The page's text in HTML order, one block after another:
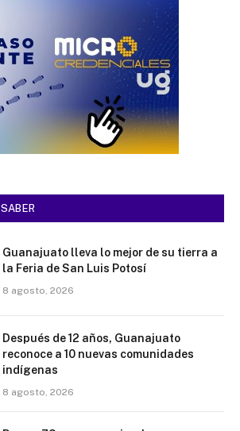
SABER
Guanajuato lleva lo mejor de su tierra a
la Feria de San Luis Potosí
8 agosto, 2026
Después de 12 años, Guanajuato
reconoce a 10 nuevas comunidades
indígenas
8 agosto, 2026